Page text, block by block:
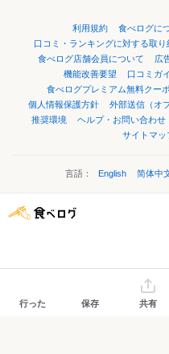
利用規約 食べログに
口コミ・ランキングに対する取り
食べログ店舗会員について
広
機能改善要望
口コミガ
食べログプレミアム無料クー
個人情報保護方針
外部送信（オ
推奨環境
ヘルプ・お問い合わせ
サイトマッ
言語： English 简体中
行った 保存 共有